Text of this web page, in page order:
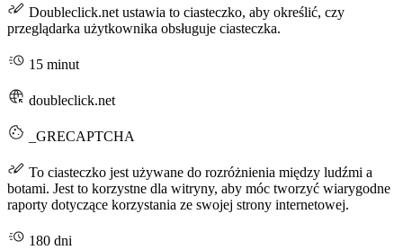
Doubleclick.net ustawia to ciasteczko, aby określić, czy
przeglądarka użytkownika obsługuje ciasteczka.
15 minut
doubleclick.net
_GRECAPTCHA
To ciasteczko jest używane do rozróżnienia między ludźmi a
botami. Jest to korzystne dla witryny, aby móc tworzyć wiarygodne
raporty dotyczące korzystania ze swojej strony internetowej.
180 dni